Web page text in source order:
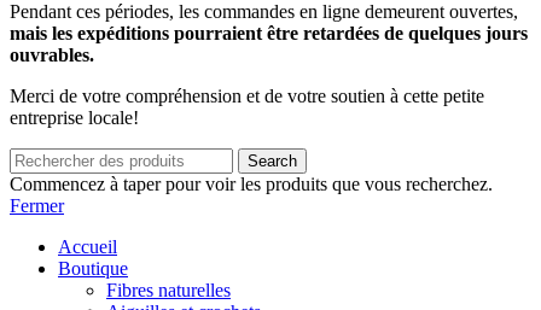
Pendant ces périodes, les commandes en ligne demeurent ouvertes,
mais les expéditions pourraient être retardées de quelques jours
ouvrables.
Merci de votre compréhension et de votre soutien à cette petite
entreprise locale!
Search
Commencez à taper pour voir les produits que vous recherchez.
Fermer
Accueil
Boutique
Fibres naturelles